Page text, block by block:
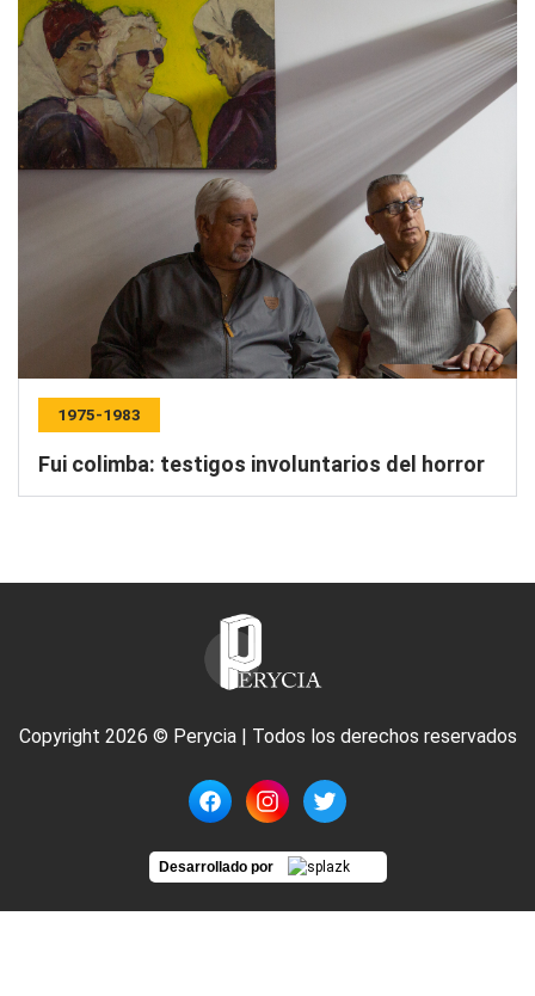
1975-1983
Fui colimba: testigos involuntarios del horror
Copyright 2026 © Perycia | Todos los derechos reservados
Desarrollado por